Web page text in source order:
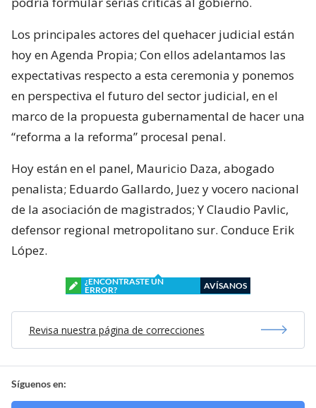
Los principales actores del quehacer judicial están
hoy en Agenda Propia; Con ellos adelantamos las
expectativas respecto a esta ceremonia y ponemos
en perspectiva el futuro del sector judicial, en el
marco de la propuesta gubernamental de hacer una
“reforma a la reforma” procesal penal.
Hoy están en el panel, Mauricio Daza, abogado
penalista; Eduardo Gallardo, Juez y vocero nacional
de la asociación de magistrados; Y Claudio Pavlic,
defensor regional metropolitano sur. Conduce Erik
López.
¿ENCONTRASTE UN
ERROR?
AVÍSANOS
Revisa nuestra página de correcciones
Síguenos en: